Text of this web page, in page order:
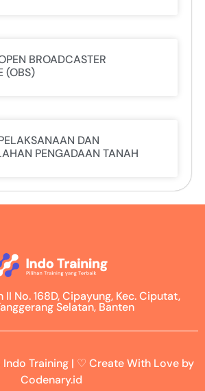
BROADCASTER
(OBS)
DAN
PENGADAAN TANAH
II No. 168D, Cipayung, Kec. Ciputat,
Selatan, Banten
Training | ♡ Create With Love by
Codenary.id